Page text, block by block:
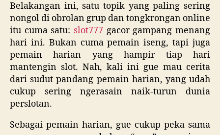
Belakangan ini, satu topik yang paling sering
nongol di obrolan grup dan tongkrongan online
itu cuma satu: slot777 gacor gampang menang
hari ini. Bukan cuma pemain iseng, tapi juga
pemain harian yang hampir tiap hari
mantengin slot. Nah, kali ini gue mau cerita
dari sudut pandang pemain harian, yang udah
cukup sering ngerasain naik-turun dunia
perslotan.
Sebagai pemain harian, gue cukup peka sama